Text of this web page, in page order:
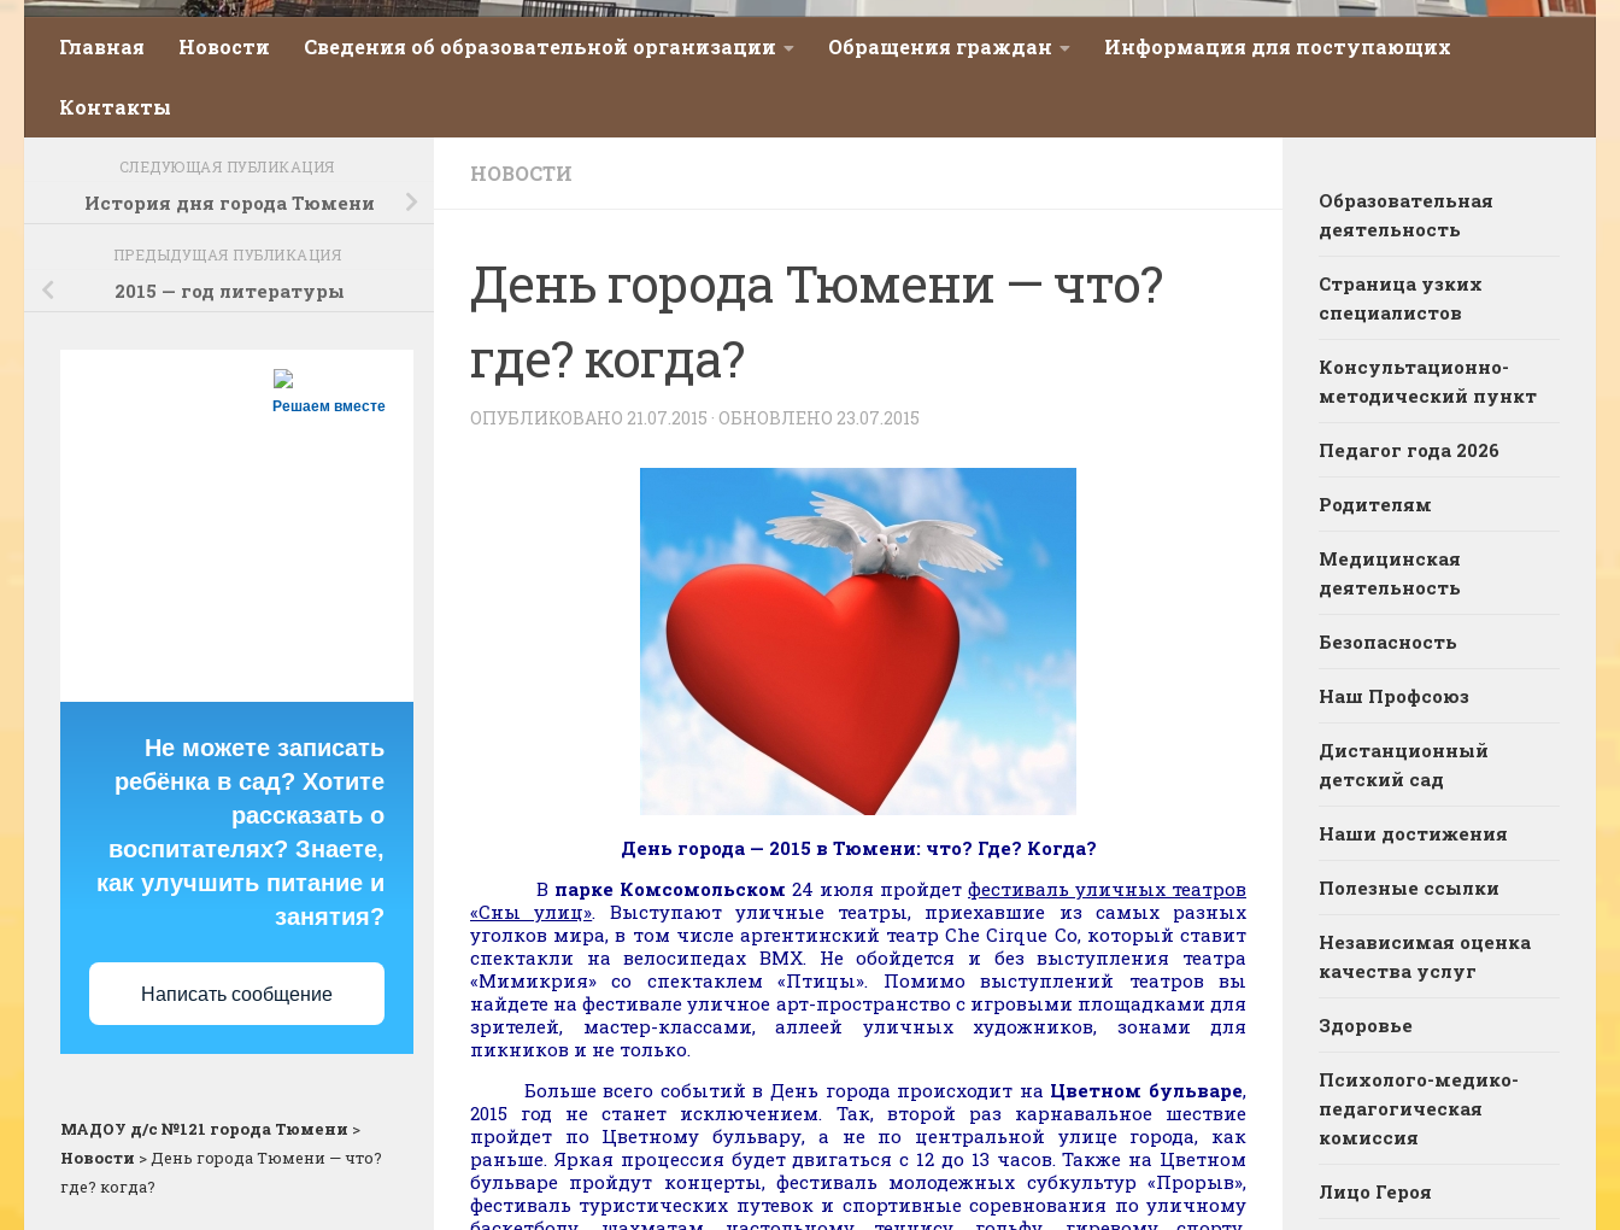
Главная Новости Сведения об образовательной организации Обращения граждан Информация для поступающих
Контакты
НОВОСТИ
День города Тюмени — что?
где? когда?
ОПУБЛИКОВАНО 21.07.2015 · ОБНОВЛЕНО 23.07.2015
День города — 2015 в Тюмени: что? Где? Когда?
В парке Комсомольском 24 июля пройдет фестиваль уличных театров
«Сны улиц». Выступают уличные театры, приехавшие из самых разных
уголков мира, в том числе аргентинский театр Che Cirque Co, который ставит
спектакли на велосипедах BMX. Не обойдется и без выступления театра
«Мимикрия» со спектаклем «Птицы». Помимо выступлений театров вы
найдете на фестивале уличное арт-пространство с игровыми площадками для
зрителей, мастер-классами, аллеей уличных художников, зонами для
пикников и не только.
Больше всего событий в День города происходит на Цветном бульваре,
2015 год не станет исключением. Так, второй раз карнавальное шествие
пройдет по Цветному бульвару, а не по центральной улице города, как
раньше. Яркая процессия будет двигаться с 12 до 13 часов. Также на Цветном
бульваре пройдут концерты, фестиваль молодежных субкультур «Прорыв»,
фестиваль туристических путевок и спортивные соревнования по уличному
СЛЕДУЮЩАЯ ПУБЛИКАЦИЯ
История дня города Тюмени
ПРЕДЫДУЩАЯ ПУБЛИКАЦИЯ
2015 — год литературы
Решаем вместе
Не можете записать
ребёнка в сад? Хотите
рассказать о
воспитателях? Знаете,
как улучшить питание и
занятия?
Написать сообщение
МАДОУ д/с №121 города Тюмени >
Новости >День города Тюмени — что?
где? когда?
Образовательная
деятельность
Страница узких
специалистов
Консультационно-
методический пункт
Педагог года 2026
Родителям
Медицинская
деятельность
Безопасность
Наш Профсоюз
Дистанционный
детский сад
Наши достижения
Полезные ссылки
Независимая оценка
качества услуг
Здоровье
Психолого-медико-
педагогическая
комиссия
Лицо Героя